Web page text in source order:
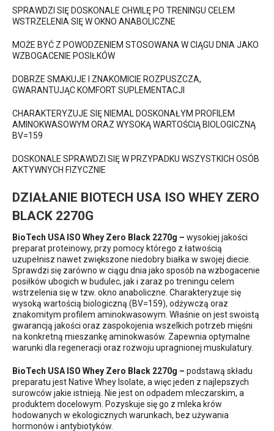
SPRAWDZI SIĘ DOSKONALE CHWILĘ PO TRENINGU CELEM
WSTRZELENIA SIĘ W OKNO ANABOLICZNE
MOŻE BYĆ Z POWODZENIEM STOSOWANA W CIĄGU DNIA JAKO
WZBOGACENIE POSIŁKÓW
DOBRZE SMAKUJE I ZNAKOMICIE ROZPUSZCZA,
GWARANTUJĄC KOMFORT SUPLEMENTACJI
CHARAKTERYZUJE SIĘ NIEMAL DOSKONAŁYM PROFILEM
AMINOKWASOWYM ORAZ WYSOKĄ WARTOŚCIĄ BIOLOGICZNĄ
BV=159
DOSKONALE SPRAWDZI SIĘ W PRZYPADKU WSZYSTKICH OSÓB
AKTYWNYCH FIZYCZNIE
DZIAŁANIE BIOTECH USA ISO WHEY ZERO
BLACK 2270G
BioTech USA ISO Whey Zero Black 2270g – wysokiej jakości
preparat proteinowy, przy pomocy którego z łatwością
uzupełnisz nawet zwiększone niedobry białka w swojej diecie.
Sprawdzi się zarówno w ciągu dnia jako sposób na wzbogacenie
posiłków ubogich w budulec, jak i zaraz po treningu celem
wstrzelenia się w tzw. okno anaboliczne. Charakteryzuje się
wysoką wartością biologiczną (BV=159), odżywczą oraz
znakomitym profilem aminokwasowym. Właśnie on jest swoistą
gwarancją jakości oraz zaspokojenia wszelkich potrzeb mięśni
na konkretną mieszankę aminokwasów. Zapewnia optymalne
warunki dla regeneracji oraz rozwoju upragnionej muskulatury.
BioTech USA ISO Whey Zero Black 2270g – podstawą składu
preparatu jest Native Whey Isolate, a więc jeden z najlepszych
surowców jakie istnieją. Nie jest on odpadem mleczarskim, a
produktem docelowym. Pozyskuje się go z mleka krów
hodowanych w ekologicznych warunkach, bez używania
hormonów i antybiotyków.